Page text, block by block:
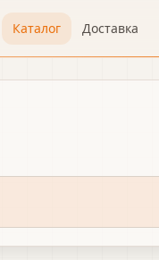
Каталог Доставка